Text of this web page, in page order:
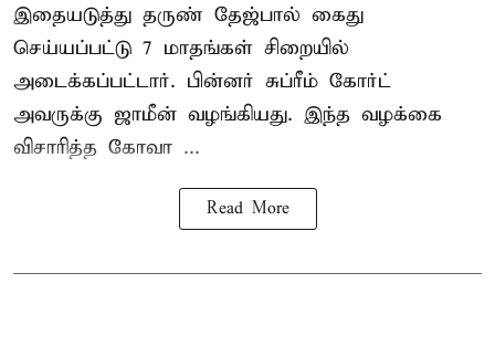
இதையடுத்து தருண் தேஜ்பால் கைது
செய்யப்பட்டு 7 மாதங்கள் சிறையில்
அடைக்கப்பட்டார். பின்னர் சுப்ரீம் கோர்ட்
அவருக்கு ஜாமீன் வழங்கியது. இந்த வழக்கை
விசாரித்த கோவா ...
Read More